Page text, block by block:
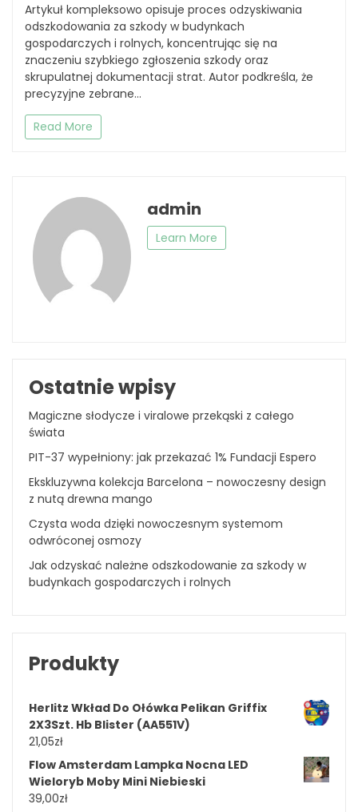
Artykuł kompleksowo opisuje proces odzyskiwania
odszkodowania za szkody w budynkach
gospodarczych i rolnych, koncentrując się na
znaczeniu szybkiego zgłoszenia szkody oraz
skrupulatnej dokumentacji strat. Autor podkreśla, że
precyzyjne zebrane...
Read More
admin
Learn More
Ostatnie wpisy
Magiczne słodycze i viralowe przekąski z całego
świata
PIT-37 wypełniony: jak przekazać 1% Fundacji Espero
Ekskluzywna kolekcja Barcelona – nowoczesny design
z nutą drewna mango
Czysta woda dzięki nowoczesnym systemom
odwróconej osmozy
Jak odzyskać należne odszkodowanie za szkody w
budynkach gospodarczych i rolnych
Produkty
Herlitz Wkład Do Ołówka Pelikan Griffix
2X3Szt. Hb Blister (AA551V)
21,05zł
Flow Amsterdam Lampka Nocna LED
Wieloryb Moby Mini Niebieski
39,00zł